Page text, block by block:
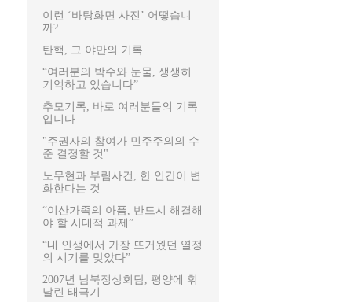
이런 ‘바탕화면 사진’ 어떻습니
까?
탄핵, 그 야만의 기록
“여러분의 박수와 눈물, 생생히
기억하고 있습니다”
추모기록, 바로 여러분들의 기록
입니다
"주권자의 참여가 민주주의의 수
준 결정할 것"
노무현과 부림사건, 한 인간이 변
화한다는 것
“이산가족의 아픔, 반드시 해결해
야 할 시대적 과제”
“내 인생에서 가장 뜨거웠던 열정
의 시기를 맞았다”
2007년 남북정상회담, 평양에 휘
날린 태극기